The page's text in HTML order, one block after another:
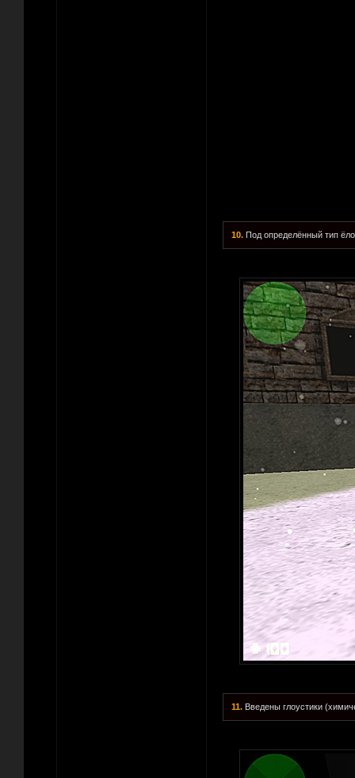
10. Под определённый тип
11. Введены глоустики